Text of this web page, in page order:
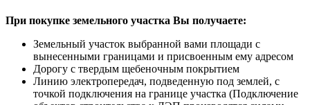
При покупке земельного участка Вы получаете:
Земельный участок выбранной вами площади с
вынесенными границами и присвоенным ему адресом
Дорогу с твердым щебеночным покрытием
Линию электропередач, подведенную под землей, с
точкой подключения на границе участка (Подключение